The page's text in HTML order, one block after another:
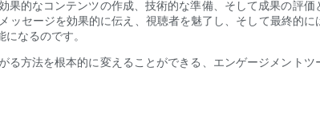
的なコンテンツの作成、技術的な準備、そして成果の評価
セージを効果的に伝え、視聴者を魅了し、そして最終的に
なるのです。
方法を根本的に変えることができる、エンゲージメントツ